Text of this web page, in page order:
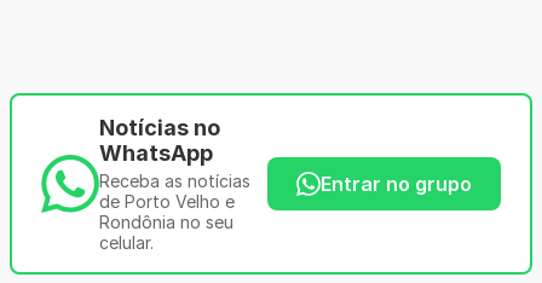
Notícias no
WhatsApp
Receba as notícias
de Porto Velho e
Rondônia no seu
celular.
Entrar no grupo